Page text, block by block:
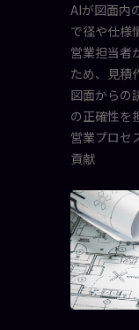
AIが図面内
で径や仕様
営業担当者
ため、見積
図面からの
の正確性を
営業プロセ
貢献